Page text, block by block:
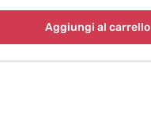
Aggiungi al carrello